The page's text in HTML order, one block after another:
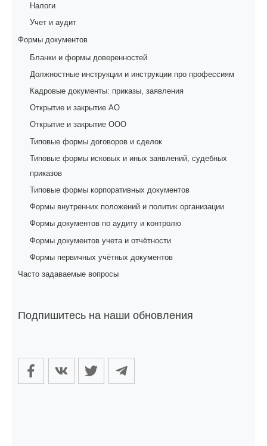
Налоги
Учет и аудит
Формы документов
Бланки и формы доверенностей
Должностные инструкции и инструкции про профессиям
Кадровые документы: приказы, заявления
Открытие и закрытие АО
Открытие и закрытие ООО
Типовые формы договоров и сделок
Типовые формы исковых и иных заявлений, судебных
приказов
Типовые формы корпоративных документов
Формы внутренних положений и политик организации
Формы документов по аудиту и контролю
Формы документов учета и отчётности
Формы первичных учётных документов
Часто задаваемые вопросы
Подпишитесь на наши обновления